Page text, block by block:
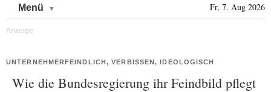
Menü Fr, 7. Aug 2026
UNTERNEHMERFEINDLICH, VERBISSEN, IDEOLOGISCH
Wie die Bundesregierung ihr Feindbild pflegt